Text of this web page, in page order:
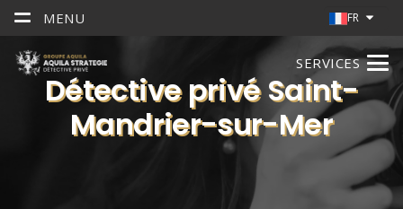
MENU FR
SERVICES
Détective privé Saint-
Mandrier-sur-Mer